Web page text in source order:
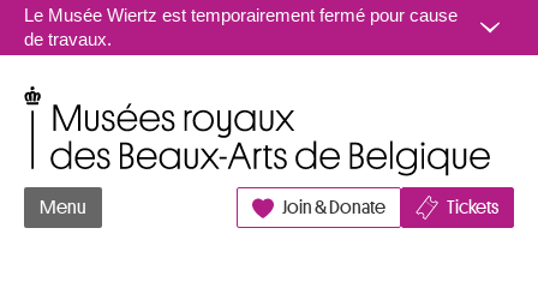
Aller au contenu
Le Musée Wiertz est temporairement fermé pour cause
de travaux.
Menu Join & Donate Tickets